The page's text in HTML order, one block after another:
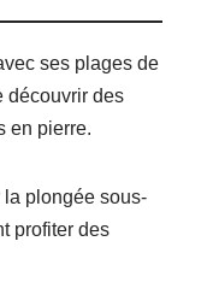
ses plages de
découvrir des
en pierre.
la plongée sous-
profiter des